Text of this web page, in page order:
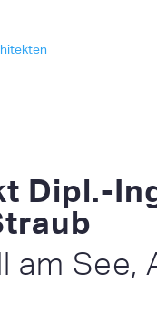
Dipl.-
am See,